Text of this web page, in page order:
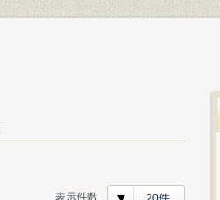
表示件数